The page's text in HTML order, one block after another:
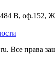
484 В, оф.152,
Все права